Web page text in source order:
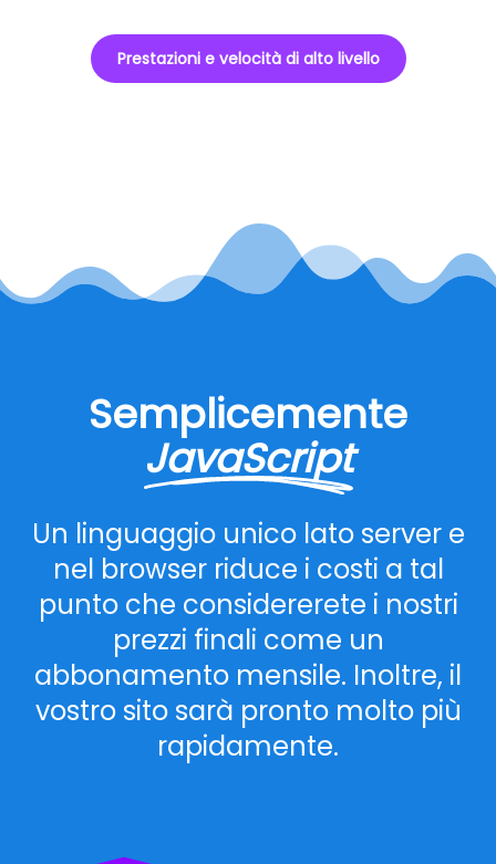
Prestazioni e velocità di alto livello
Semplicemente
JavaScript
Un linguaggio unico lato server e
nel browser riduce i costi a tal
punto che considererete i nostri
prezzi finali come un
abbonamento mensile. Inoltre, il
vostro sito sarà pronto molto più
rapidamente.